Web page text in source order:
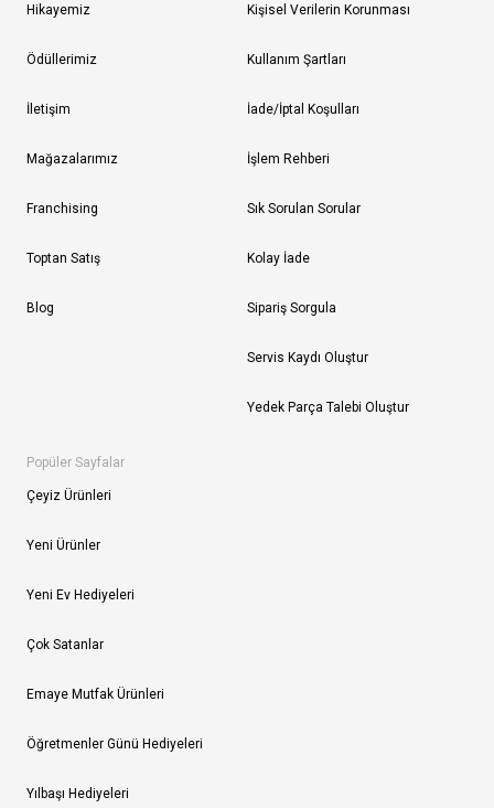
Hikayemiz
Ödüllerimiz
İletişim
Mağazalarımız
Franchising
Toptan Satış
Blog
Kişisel Verilerin Korunması
Kullanım Şartları
İade/İptal Koşulları
İşlem Rehberi
Sık Sorulan Sorular
Kolay İade
Sipariş Sorgula
Servis Kaydı Oluştur
Yedek Parça Talebi Oluştur
Popüler Sayfalar
Çeyiz Ürünleri
Yeni Ürünler
Yeni Ev Hediyeleri
Çok Satanlar
Emaye Mutfak Ürünleri
Öğretmenler Günü Hediyeleri
Yılbaşı Hediyeleri